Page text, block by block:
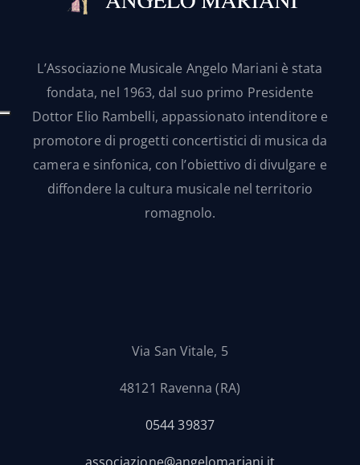
L’Associazione Musicale Angelo Mariani è stata
fondata, nel 1963, dal suo primo Presidente
Dottor Elio Rambelli, appassionato intenditore e
promotore di progetti concertistici di musica da
camera e sinfonica, con l’obiettivo di divulgare e
diffondere la cultura musicale nel territorio
romagnolo.
Via San Vitale, 5
48121 Ravenna (RA)
0544 39837
associazione@angelomariani.it